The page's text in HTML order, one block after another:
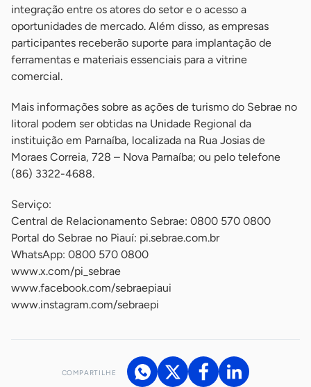
integração entre os atores do setor e o acesso a
oportunidades de mercado. Além disso, as empresas
participantes receberão suporte para implantação de
ferramentas e materiais essenciais para a vitrine
comercial.
Mais informações sobre as ações de turismo do Sebrae no
litoral podem ser obtidas na Unidade Regional da
instituição em Parnaíba, localizada na Rua Josias de
Moraes Correia, 728 – Nova Parnaíba; ou pelo telefone
(86) 3322-4688.
Serviço:
Central de Relacionamento Sebrae: 0800 570 0800
Portal do Sebrae no Piauí: pi.sebrae.com.br
WhatsApp: 0800 570 0800
www.x.com/pi_sebrae
www.facebook.com/sebraepiaui
www.instagram.com/sebraepi
COMPARTILHE